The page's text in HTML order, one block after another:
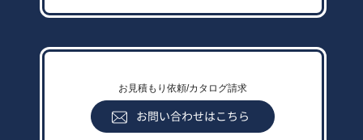
お見積もり依頼/カタログ請求